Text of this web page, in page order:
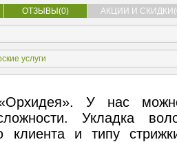
ОТЗЫВЫ(0) АКЦИИ И
услуги
«Орхидея». У нас
Укладка
клиента и типу